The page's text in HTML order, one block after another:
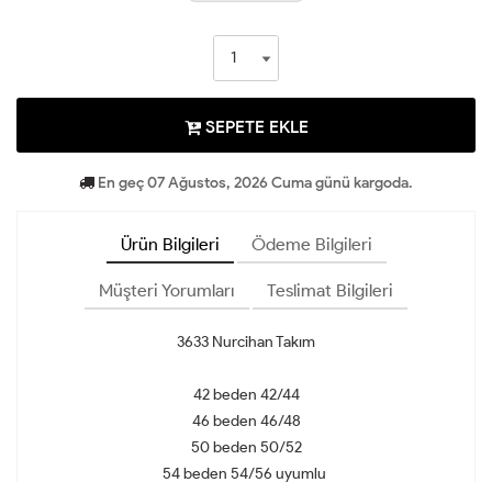
SEPETE EKLE
En geç 07 Ağustos, 2026 Cuma günü kargoda.
Ürün Bilgileri Ödeme Bilgileri
Müşteri Yorumları Teslimat Bilgileri
3633 Nurcihan Takım
42 beden 42/44
46 beden 46/48
50 beden 50/52
54 beden 54/56 uyumlu